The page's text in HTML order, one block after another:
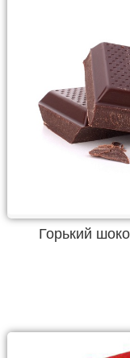
Горький